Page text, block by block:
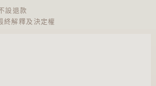
設退款
解釋及決定權